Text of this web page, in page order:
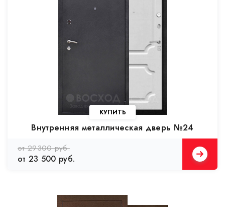
Внутренняя металлическая дверь №24
от 29300 руб.
от 23 500 руб.